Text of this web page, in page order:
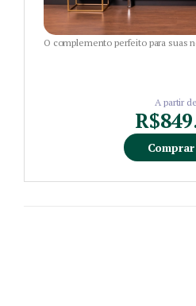
O complemento perfeito para suas
A partir
Comprar